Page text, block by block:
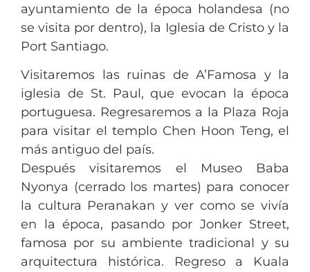
ayuntamiento de la época holandesa (no
se visita por dentro), la Iglesia de Cristo y la
Port Santiago.
Visitaremos las ruinas de A’Famosa y la
iglesia de St. Paul, que evocan la época
portuguesa. Regresaremos a la Plaza Roja
para visitar el templo Chen Hoon Teng, el
más antiguo del país.
Después visitaremos el Museo Baba
Nyonya (cerrado los martes) para conocer
la cultura Peranakan y ver como se vivía
en la época, pasando por Jonker Street,
famosa por su ambiente tradicional y su
arquitectura histórica. Regreso a Kuala